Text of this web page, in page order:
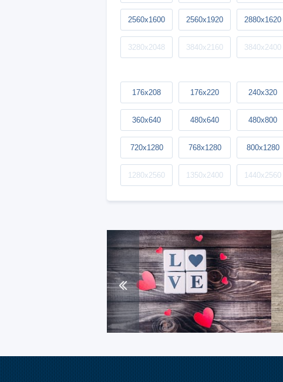
2560x1600 2560x1920 2880x1620
3280x2048 3840x2160 3840x2400
176x208 176x220 240x320
360x640 480x640 480x800
720x1280 768x1280 800x1280
1280x2560 1350x2400 1440x2560